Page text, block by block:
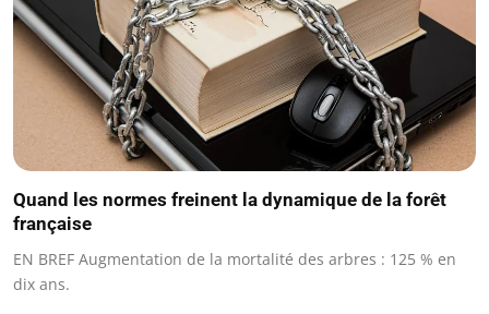
Quand les normes freinent la dynamique de la forêt
française
EN BREF Augmentation de la mortalité des arbres : 125 % en
dix ans.